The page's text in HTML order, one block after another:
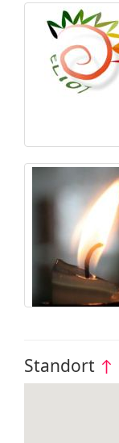
Standort ↑